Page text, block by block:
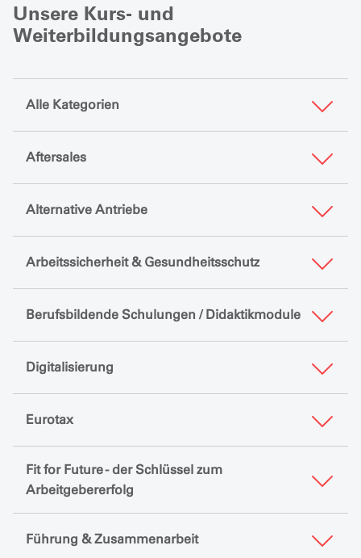
Unsere Kurs- und
Weiterbildungsangebote
Alle Kategorien
Aftersales
Alternative Antriebe
Arbeitssicherheit & Gesundheitsschutz
Berufsbildende Schulungen / Didaktikmodule
Digitalisierung
Eurotax
Fit for Future - der Schlüssel zum
Arbeitgebererfolg
Führung & Zusammenarbeit